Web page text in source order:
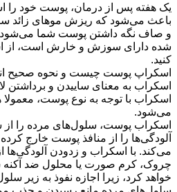
یک هفته پس از درمان، پوست خود را
باعث می‌شود که ریزش موهای زائد
و صاف نگه داشتن پوست شما می‌شود.
شده دارای سوزش و خارش است، از
کنید.
اسکراپ پوست چیست و نحوه صحیح
اسکراب به معنای ساییدن و
اسکراب با توجه به نوع پوست، معمولا
می‌شود.
اسکراب پوست، سلول‌های مرده را
آلودگی‌ها را از منافذ پوست خارج
می‌کند. با اسکراب و زدودن
چروک، کرم صورت یا محلول ضد آکنه
خواهد کرد، زیرا اجازه نفوذ به زیر